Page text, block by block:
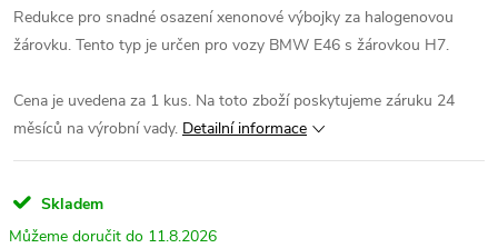
Redukce pro snadné osazení xenonové výbojky za halogenovou
žárovku. Tento typ je určen pro vozy BMW E46 s žárovkou H7.
Cena je uvedena za 1 kus. Na toto zboží poskytujeme záruku 24
měsíců na výrobní vady. Detailní informace
Skladem
11.8.2026